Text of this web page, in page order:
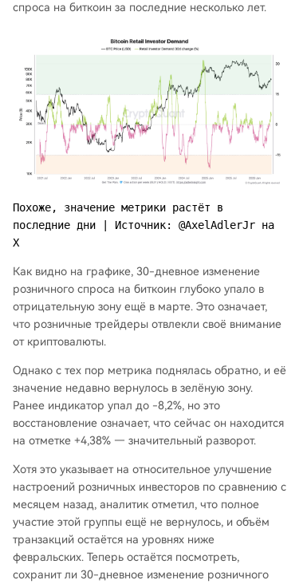
спроса на биткоин за последние несколько лет.
Похоже, значение метрики растёт в
последние дни | Источник: @AxelAdlerJr на
X
Как видно на графике, 30-дневное изменение
розничного спроса на биткоин глубоко упало в
отрицательную зону ещё в марте. Это означает,
что розничные трейдеры отвлекли своё внимание
от криптовалюты.
Однако с тех пор метрика поднялась обратно, и её
значение недавно вернулось в зелёную зону.
Ранее индикатор упал до -8,2%, но это
восстановление означает, что сейчас он находится
на отметке +4,38% — значительный разворот.
Хотя это указывает на относительное улучшение
настроений розничных инвесторов по сравнению с
месяцем назад, аналитик отметил, что полное
участие этой группы ещё не вернулось, и объём
транзакций остаётся на уровнях ниже
февральских. Теперь остаётся посмотреть,
сохранит ли 30-дневное изменение розничного